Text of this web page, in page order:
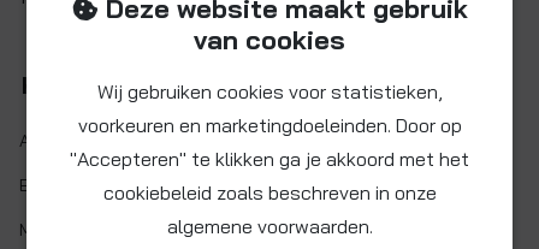
Kenmerken
Artikelnr.: TI-AC0416N
EAN code: 8710182805059
Maat: 16 x 2 mm
Deze website maakt gebruik
van cookies
Wij gebruiken cookies voor statistieken,
voorkeuren en marketingdoeleinden. Door op
"Accepteren" te klikken ga je akkoord met het
cookiebeleid zoals beschreven in onze
algemene voorwaarden.